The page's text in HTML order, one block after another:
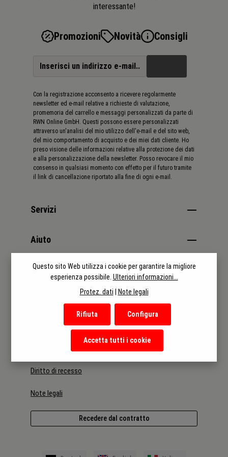
basse temperature Proprietà anticorrosione: Eccellente
Champion si riserva il diritto di modificare le caratteristiche
beneficiare sempre degli ultimi sviluppi tecnici.
interessante!
Promozioni Novità Consigli
Con la registrazione acconsento a ricevere regolarmente
newsletter ed e-mail relative a richieste di valutazione,
promemoria del carrello e messaggi personalizzati da parte di
RWN Online GmbH. Questi possono essere personalizzati
attraverso un'analisi del mio utilizzo dell'e-mail e del sito web,
del mio comportamento di acquisto e dei miei dati cliente. Ho
preso visione delle informazioni relative alla protezione dei dati
e alla personalizzazione della newsletter. Posso revocare il mio
consenso in qualsiasi momento con effetto per il futuro tramite
il link di cancellazione riportato alla fine di ogni e-mail.
Servizi
Aiuto
Categorie
Termini e condizioni
Informativa sulla privacy
Diritto di recesso
Note legali
Recedere dal contratto
Questo sito Web utilizza i cookie per garantire la migliore
esperienza possibile. Ulteriori informazioni...
Protez. dati
Note legali
Rifiuta Configura
Accetta tutti i cookie